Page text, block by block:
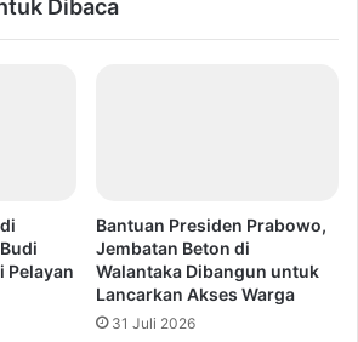
Dibaca
Pelayan
Bantuan Presiden Prabowo,
Jembatan Beton di
Walantaka Dibangun untuk
Lancarkan Akses Warga
31 Juli 2026